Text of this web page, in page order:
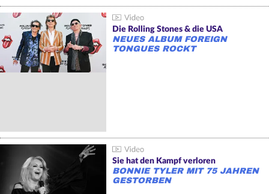
Die Rolling Stones & die USA
NEUES ALBUM FOREIGN
TONGUES ROCKT
Sie hat den Kampf verloren
BONNIE TYLER MIT 75 JAHREN
GESTORBEN